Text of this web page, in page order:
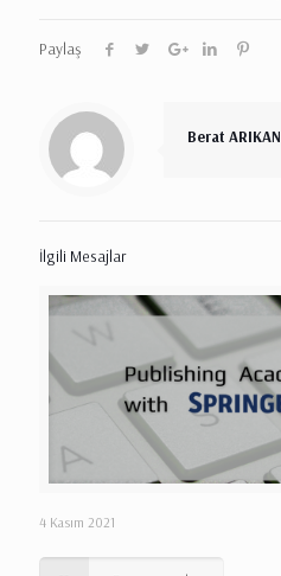
Paylaş
Berat ARIKAN
İlgili Mesajlar
4 Kasım 2021